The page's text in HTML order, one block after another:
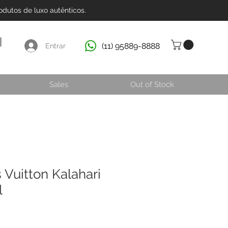
de luxo autênticos.
Entrar (11) 95889-8888
Sales Out of Stock
Vuitton Kalahari